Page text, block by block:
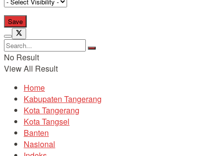
No Result
View All Result
Home
Kabupaten Tangerang
Kota Tangerang
Kota Tangsel
Banten
Nasional